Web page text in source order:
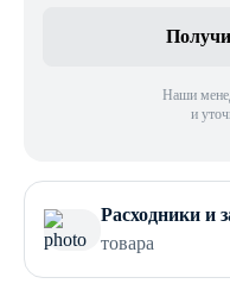
Наши
и
Расходники и
товара